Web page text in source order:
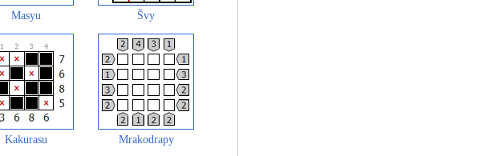
Masyu Švy
Kakurasu Mrakodrapy